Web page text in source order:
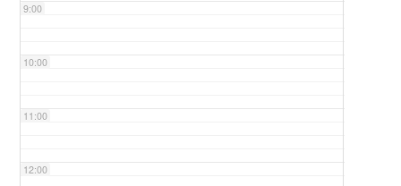
9:00
10:00
11:00
12:00